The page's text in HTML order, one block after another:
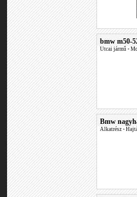
bmw m50-
Utcai jármű •
Bmw
Alkatrész •